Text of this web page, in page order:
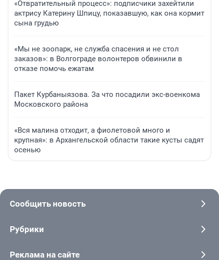
«Отвратительный процесс»: подписчики захейтили
актрису Катерину Шпицу, показавшую, как она кормит
сына грудью
«Мы не зоопарк, не служба спасения и не стол
заказов»: в Волгограде волонтеров обвинили в
отказе помочь ежатам
Пакет Курбаныязова. За что посадили экс-военкома
Московского района
«Вся малина отходит, а фиолетовой много и
крупная»: в Архангельской области такие кусты садят
осенью
Сообщить новость
Рубрики
Реклама на сайте